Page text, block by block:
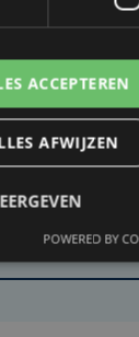
schrijffout
ACCEPTEREN
AFWIJZEN
POWERED BY